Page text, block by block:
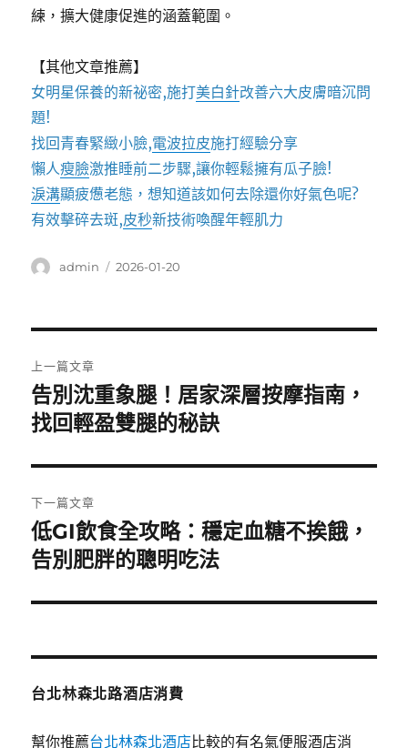
練，擴大健康促進的涵蓋範圍。
【其他文章推薦】
女明星保養的新祕密,施打美白針改善六大皮膚暗沉問
題!
找回青春緊緻小臉,電波拉皮施打經驗分享
懶人瘦臉激推睡前二步驟,讓你輕鬆擁有瓜子臉!
淚溝顯疲憊老態，想知道該如何去除還你好氣色呢?
有效擊碎去斑,皮秒新技術喚醒年輕肌力
作
admin
發
2026-01-20
章
導
覽
上一篇文章
上
一
文
章:
告別沈重象腿！居家深層按摩指南，
找回輕盈雙腿的秘訣
下一篇文章
下
一
文
低GI飲食全攻略：穩定血糖不挨餓，
告別肥胖的聰明吃法
台北林森北路酒店消費
幫你推薦台北林森北酒店比較的有名氣便服酒店消